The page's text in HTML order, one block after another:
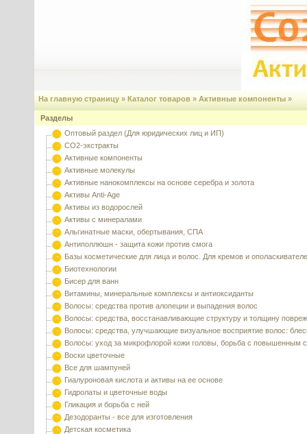
На главную страницу » Каталог товаров » Активные компоненты »
Разделы
Оптовый раздел (Для юридических лиц и ИП)
CO2-экстракты
Активные компоненты
Активные молекулы
Активные нанокомплексы на основе серебра и золота
Активы Anti-Age
Активы из водорослей
Активы с минералами
Альгинатные маски, обертывания, СПА
Антиполлюшн - защита кожи против смога
Базы косметические для лица и волос. Для кремов и
Биотехнологии
Бисер для ванн
Витамины, минеральные комплексы и антиоксиданты
Волосы: средства против алопеции и выпадения волос
Волосы: средства, восстанавливающие структуру и толщину
Волосы: средства, улучшающие визуальное восприятие волос:
Волосы: уход за микрофлорой кожи головы, борьба с повышенным
Воски цветочные
Все для шампуней
Гиалуроновая кислота и активы на ее основе
Гидролаты и цветочные воды
Гликация и борьба с ней
Дезодоранты - все для изготовления
Детская косметика